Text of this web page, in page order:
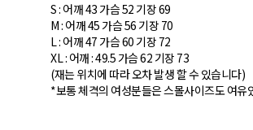
S : 어깨 43 가슴 52 기장 69
M : 어깨 45 가슴 56 기장 70
L : 어깨 47 가슴 60 기장 72
XL : 어깨 : 49.5 가슴 62 기장 73
(재는 위치에 따라 오차 발생 할 수 있습니다)
*보통 체격의 여성분들은 스몰사이즈도 여유